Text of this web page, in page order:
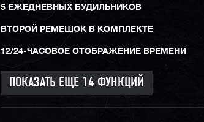
5 ЕЖЕДНЕВНЫХ БУДИЛЬНИКОВ
ВТОРОЙ РЕМЕШОК В КОМПЛЕКТЕ
12/24-ЧАСОВОЕ ОТОБРАЖЕНИЕ ВРЕМЕНИ